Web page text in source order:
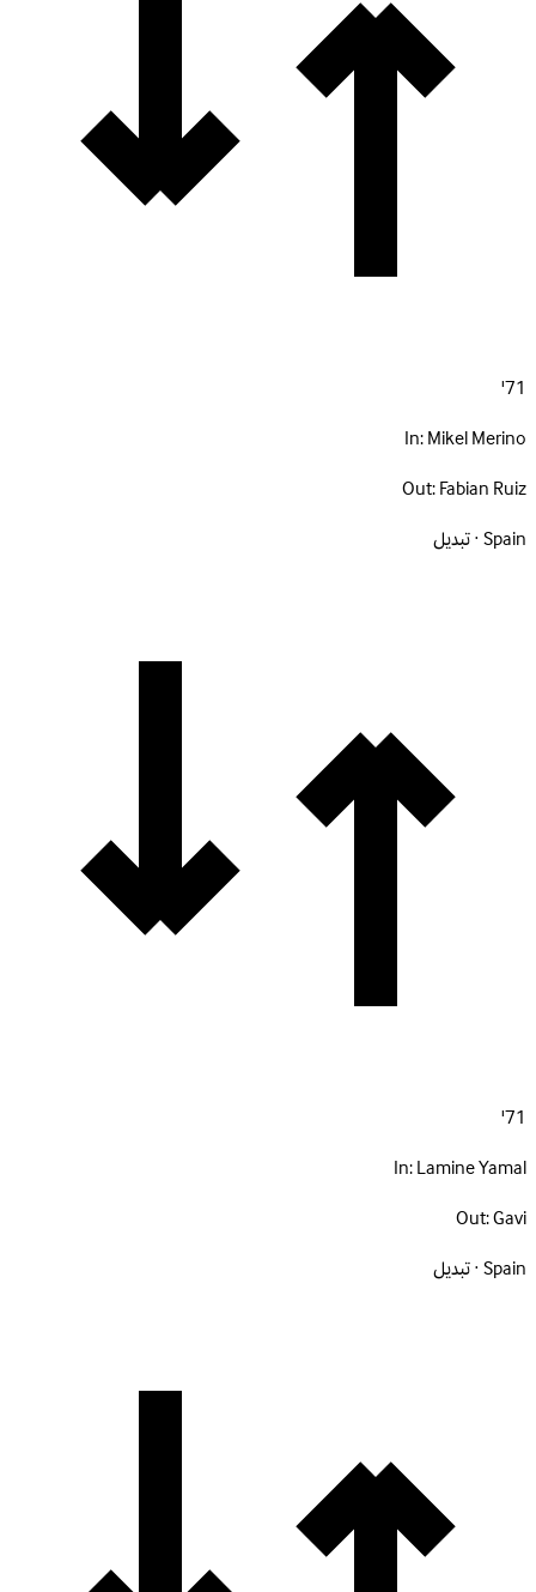
71'
In:Mikel Merino
Out:Fabian Ruiz
Spain · تبديل
71'
In:Lamine Yamal
Out:Gavi
Spain · تبديل